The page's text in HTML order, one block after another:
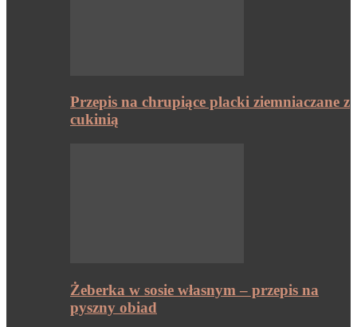
Przepis na chrupiące placki ziemniaczane z
cukinią
Żeberka w sosie własnym – przepis na
pyszny obiad